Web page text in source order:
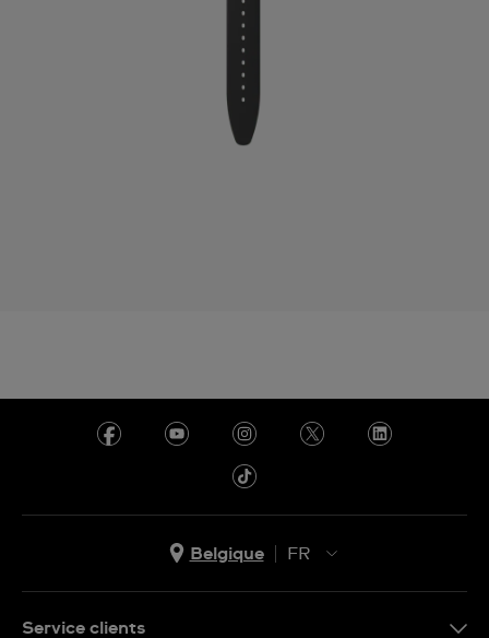
Belgique
FR
Service clients